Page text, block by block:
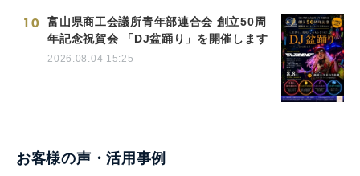
10
富山県商工会議所青年部連合会 創立50周
年記念祝賀会 「DJ盆踊り」を開催します
2026.08.04 15:25
お客様の声・活用事例